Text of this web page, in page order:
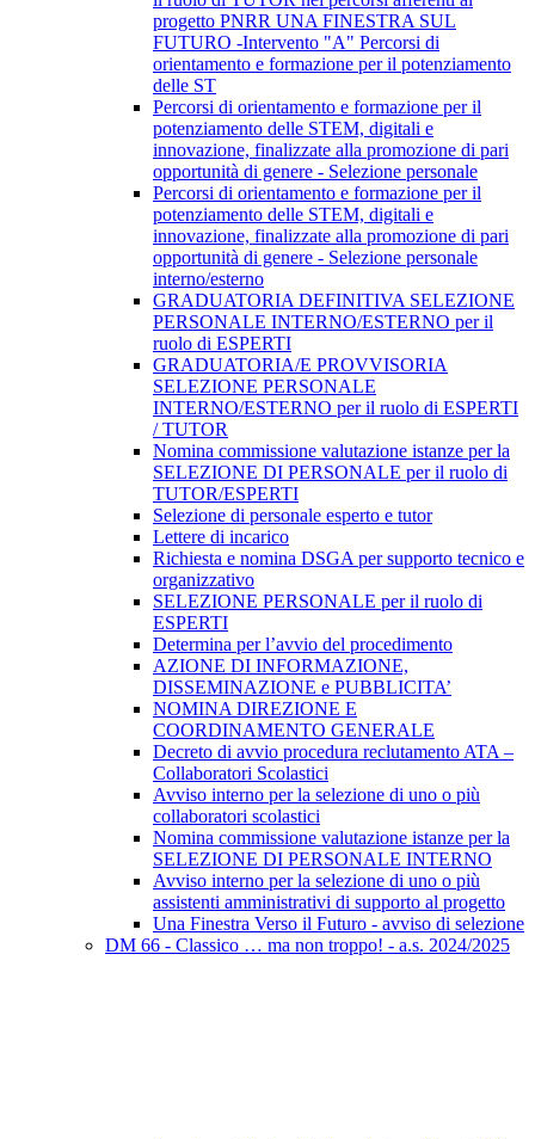
progetto PNRR UNA FINESTRA SUL
FUTURO -Intervento "A" Percorsi di
orientamento e formazione per il potenziamento
delle ST
Percorsi di orientamento e formazione per il
potenziamento delle STEM, digitali e
innovazione, finalizzate alla promozione di pari
opportunità di genere - Selezione personale
Percorsi di orientamento e formazione per il
potenziamento delle STEM, digitali e
innovazione, finalizzate alla promozione di pari
opportunità di genere - Selezione personale
interno/esterno
GRADUATORIA DEFINITIVA SELEZIONE
PERSONALE INTERNO/ESTERNO per il
ruolo di ESPERTI
GRADUATORIA/E PROVVISORIA
SELEZIONE PERSONALE
INTERNO/ESTERNO per il ruolo di ESPERTI
/ TUTOR
Nomina commissione valutazione istanze per la
SELEZIONE DI PERSONALE per il ruolo di
TUTOR/ESPERTI
Selezione di personale esperto e tutor
Lettere di incarico
Richiesta e nomina DSGA per supporto tecnico e
organizzativo
SELEZIONE PERSONALE per il ruolo di
ESPERTI
Determina per l’avvio del procedimento
AZIONE DI INFORMAZIONE,
DISSEMINAZIONE e PUBBLICITA’
NOMINA DIREZIONE E
COORDINAMENTO GENERALE
Decreto di avvio procedura reclutamento ATA –
Collaboratori Scolastici
Avviso interno per la selezione di uno o più
collaboratori scolastici
Nomina commissione valutazione istanze per la
SELEZIONE DI PERSONALE INTERNO
Avviso interno per la selezione di uno o più
assistenti amministrativi di supporto al progetto
Una Finestra Verso il Futuro - avviso di selezione
DM 66 - Classico … ma non troppo! - a.s. 2024/2025